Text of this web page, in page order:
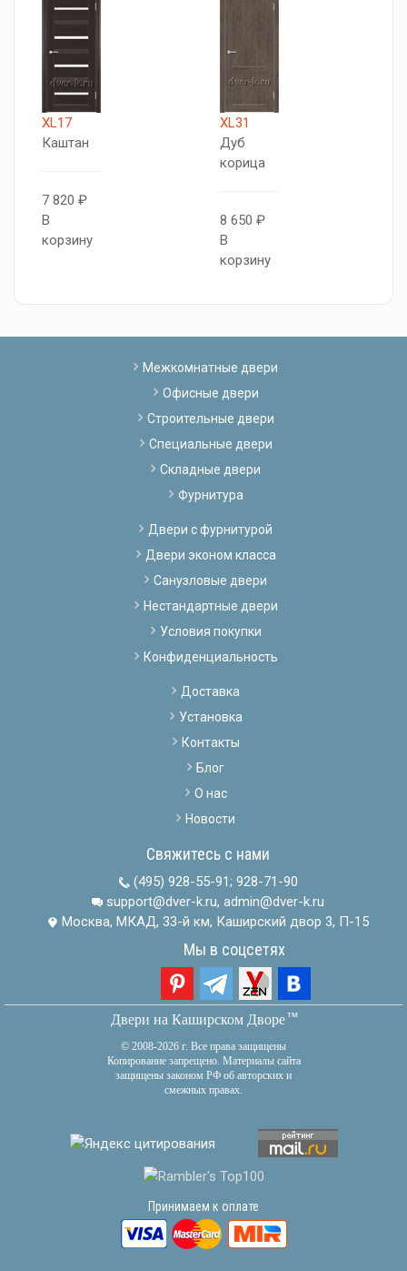
XL17
Каштан
7 820 ₽
В
корзину
XL31
Дуб
корица
8 650 ₽
В
корзину
Межкомнатные двери
Офисные двери
Строительные двери
Специальные двери
Складные двери
Фурнитура
Двери с фурнитурой
Двери эконом класса
Санузловые двери
Нестандартные двери
Условия покупки
Конфиденциальность
Доставка
Установка
Контакты
Блог
О нас
Новости
Свяжитесь с нами
(495) 928-55-91; 928-71-90
support@dver-k.ru, admin@dver-k.ru
Москва, МКАД, 33-й км, Каширский двор 3, П-15
Мы в соцсетях
Двери на Каширском Дворетм
© 2008-2026 г. Все права защищены
Копирование запрещено. Материалы сайта
защищены законом РФ об авторских и
смежных правах.
Принимаем к оплате